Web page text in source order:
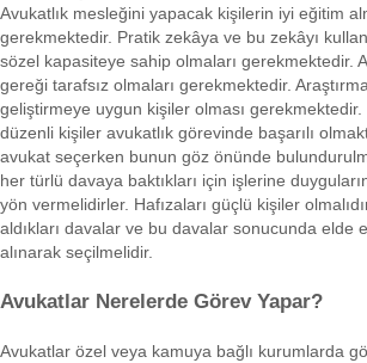
Avukatlık mesleğini yapacak kişilerin iyi eğitim
gerekmektedir. Pratik zekâya ve bu zekâyı
sözel kapasiteye sahip olmaları gerekmektedir.
gereği tarafsız olmaları gerekmektedir.
geliştirmeye uygun kişiler olması
düzenli kişiler avukatlık görevinde başarılı
avukat seçerken bunun göz önünde
her türlü davaya baktıkları için işlerine
yön vermelidirler. Hafızaları güçlü kişiler
aldıkları davalar ve bu davalar sonucunda elde
alınarak seçilmelidir.
Avukatlar Nerelerde Görev Yapar?
Avukatlar özel veya kamuya bağlı kurumlarda